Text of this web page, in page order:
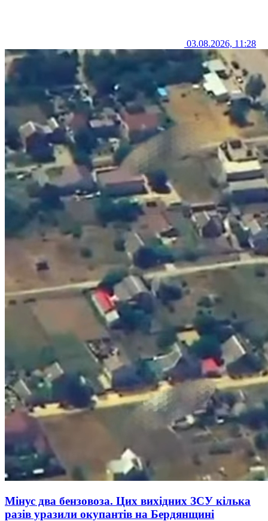
03.08.2026, 11:28
Мінус два бензовоза. Цих вихідних ЗСУ кілька
разів уразили окупантів на Бердянщині